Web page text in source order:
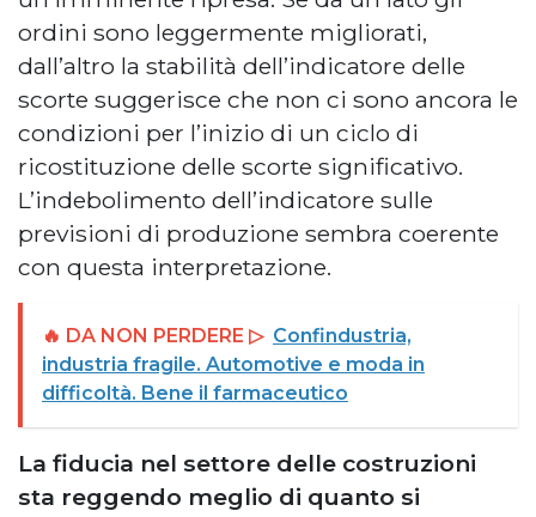
ordini sono leggermente migliorati,
dall’altro la stabilità dell’indicatore delle
scorte suggerisce che non ci sono ancora le
condizioni per l’inizio di un ciclo di
ricostituzione delle scorte significativo.
L’indebolimento dell’indicatore sulle
previsioni di produzione sembra coerente
con questa interpretazione.
🔥 DA NON PERDERE ▷ Confindustria,
industria fragile. Automotive e moda in
difficoltà. Bene il farmaceutico
La fiducia nel settore delle costruzioni
sta reggendo meglio di quanto si